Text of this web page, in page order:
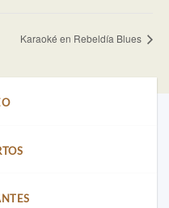
Karaoké en Rebeldía Blues